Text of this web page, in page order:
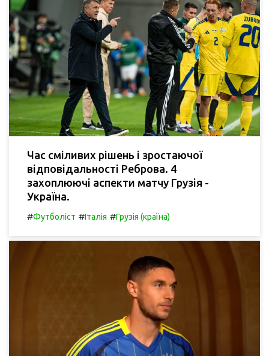
Час сміливих рішень і зростаючої
відповідальності Реброва. 4
захоплюючі аспекти матчу Грузія -
Україна.
#Футболіст #Італія #Грузія (країна)